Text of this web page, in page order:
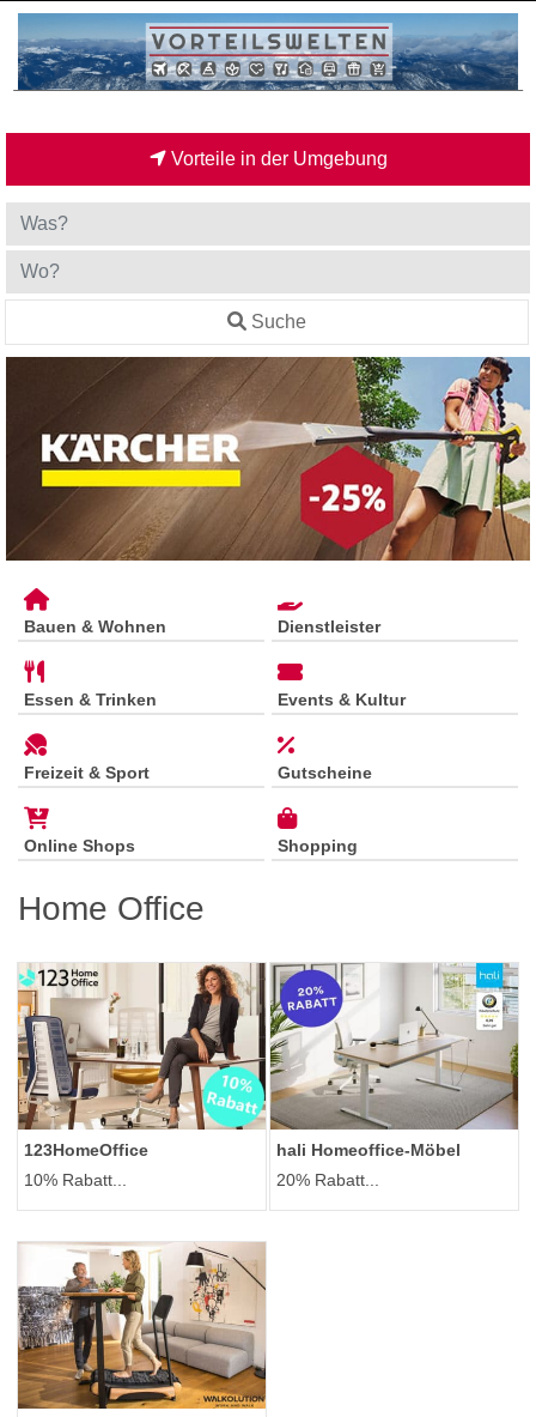
Vorteile in der Umgebung
Suche
Bauen & Wohnen Dienstleister
Essen & Trinken Events & Kultur
Freizeit & Sport Gutscheine
Online Shops Shopping
Home Office
123HomeOffice
10% Rabatt...
hali Homeoffice-Möbel
20% Rabatt...